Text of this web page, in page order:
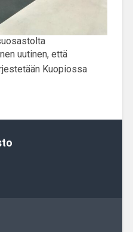
uutinen, että
Kuopiossa